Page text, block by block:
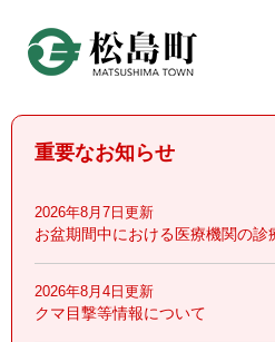
頭
重要なお知らせ
2026年8月7日更新
お盆期間中における医療機関の診
2026年8月4日更新
クマ目撃等情報について